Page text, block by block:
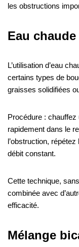
les obstructions
Eau
L’utilisation d’eau
certains types de
graisses solidifiées
Procédure : chauffez
rapidement dans le
l’obstruction,
débit constant.
Cette technique,
combinée avec
efficacité.
Mélange